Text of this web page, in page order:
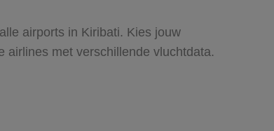
airports in Kiribati. Kies jouw
airlines met verschillende vluchtdata.